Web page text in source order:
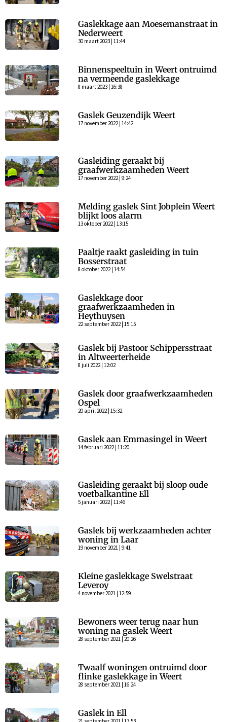
Gaslekkage aan Moesemanstraat in
Nederweert
30 maart 2023 | 11:44
Binnenspeeltuin in Weert ontruimd
na vermeende gaslekkage
8 maart 2023 | 16:38
Gaslek Geuzendijk Weert
17 november 2022 | 14:42
Gasleiding geraakt bij
graafwerkzaamheden Weert
17 november 2022 | 9:24
Melding gaslek Sint Jobplein Weert
blijkt loos alarm
13 oktober 2022 | 13:15
Paaltje raakt gasleiding in tuin
Bosserstraat
8 oktober 2022 | 14:54
Gaslekkage door
graafwerkzaamheden in
Heythuysen
22 september 2022 | 15:15
Gaslek bij Pastoor Schippersstraat
in Altweerterheide
8 juli 2022 | 12:02
Gaslek door graafwerkzaamheden
Ospel
20 april 2022 | 15:32
Gaslek aan Emmasingel in Weert
14 februari 2022 | 11:20
Gasleiding geraakt bij sloop oude
voetbalkantine Ell
5 januari 2022 | 11:46
Gaslek bij werkzaamheden achter
woning in Laar
19 november 2021 | 9:41
Kleine gaslekkage Swelstraat
Leveroy
4 november 2021 | 12:59
Bewoners weer terug naar hun
woning na gaslek Weert
28 september 2021 | 20:26
Twaalf woningen ontruimd door
flinke gaslekkage in Weert
28 september 2021 | 16:24
Gaslek in Ell